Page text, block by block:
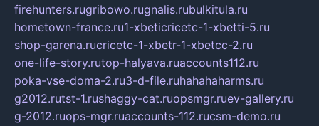
firehunters.rugribowo.rugnalis.rubulkitula.ru
hometown-france.ru1-xbeticricetc-1-xbetti-5.ru
shop-garena.rucricetc-1-xbetr-1-xbetcc-2.ru
one-life-story.rutop-halyava.ruaccounts112.ru
poka-vse-doma-2.ru3-d-file.ruhahahaharms.ru
g2012.rutst-1.rushaggy-cat.ruopsmgr.ruev-gallery.ru
g-2012.ruops-mgr.ruaccounts-112.rucsm-demo.ru